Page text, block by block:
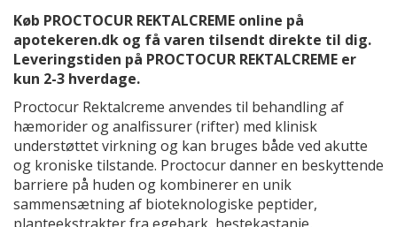
Køb PROCTOCUR REKTALCREME online på
apotekeren.dk og få varen tilsendt direkte til dig.
Leveringstiden på PROCTOCUR REKTALCREME er
kun 2-3 hverdage.
Proctocur Rektalcreme anvendes til behandling af
hæmorider og analfissurer (rifter) med klinisk
understøttet virkning og kan bruges både ved akutte
og kroniske tilstande. Proctocur danner en beskyttende
barriere på huden og kombinerer en unik
sammensætning af bioteknologiske peptider,